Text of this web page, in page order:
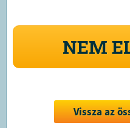
NEM
Vissza az